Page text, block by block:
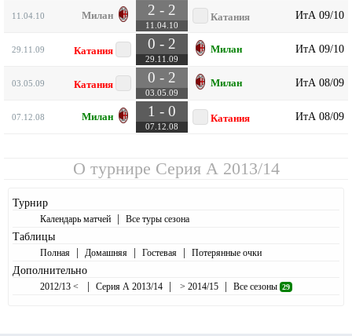
11.04.10 Милан 2 - 2
11.04.10
Катания ИтА 09/10
29.11.09 Катания 0 - 2
29.11.09
Милан ИтА 09/10
03.05.09 Катания 0 - 2
03.05.09
Милан ИтА 08/09
07.12.08 Милан 1 - 0
07.12.08
Катания ИтА 08/09
О турнире Серия А 2013/14
Турнир
Календарь матчей | Все туры сезона
Таблицы
Полная | Домашняя | Гостевая | Потерянные очки
Дополнительно
2012/13 < | Серия А 2013/14 | > 2014/15 | Все сезоны 29